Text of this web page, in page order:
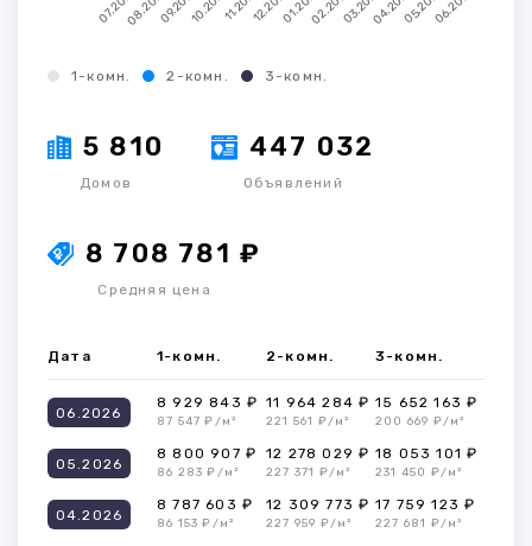
1-комн. 2-комн. 3-комн.
5 810
Домов
447 032
Объявлений
8 708 781 ₽
Средняя цена
Дата 1-комн. 2-комн. 3-комн.
06.2026
8 929 843 ₽
87 547 ₽/м²
11 964 284 ₽
221 561 ₽/м²
15 652 163 ₽
200 669 ₽/м²
05.2026
8 800 907 ₽
86 283 ₽/м²
12 278 029 ₽
227 371 ₽/м²
18 053 101 ₽
231 450 ₽/м²
04.2026
8 787 603 ₽
86 153 ₽/м²
12 309 773 ₽
227 959 ₽/м²
17 759 123 ₽
227 681 ₽/м²